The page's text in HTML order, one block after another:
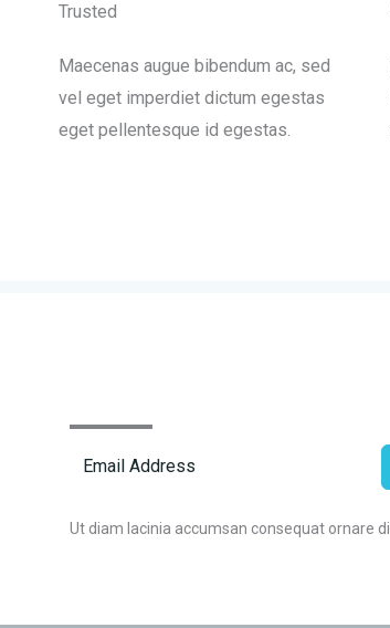
Trusted
Maecenas augue bibendum ac, sed
vel eget imperdiet dictum egestas
eget pellentesque id egestas.
Ut diam lacinia accumsan consequat ornare